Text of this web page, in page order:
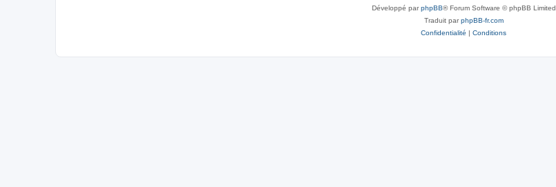
Développé parphpBB® Forum Software © phpBB Limited
Traduit parphpBB-fr.com
Confidentialité | Conditions